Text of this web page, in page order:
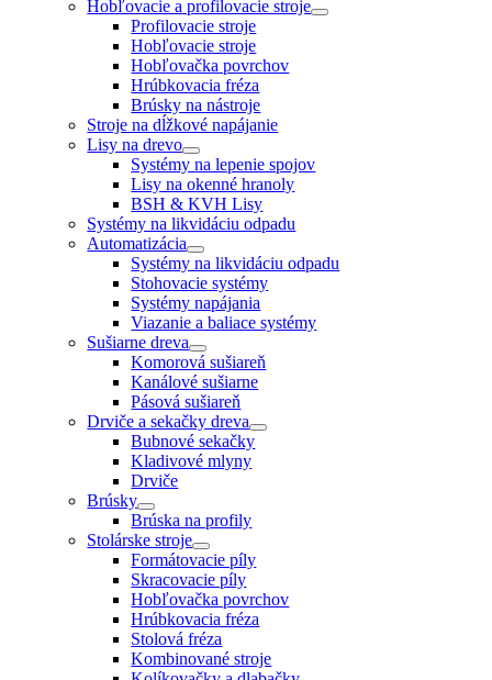
Hobľovacie a profilovacie stroje
Profilovacie stroje
Hobľovacie stroje
Hobľovačka povrchov
Hrúbkovacia fréza
Brúsky na nástroje
Stroje na dĺžkové napájanie
Lisy na drevo
Systémy na lepenie spojov
Lisy na okenné hranoly
BSH & KVH Lisy
Systémy na likvidáciu odpadu
Automatizácia
Systémy na likvidáciu odpadu
Stohovacie systémy
Systémy napájania
Viazanie a baliace systémy
Sušiarne dreva
Komorová sušiareň
Kanálové sušiarne
Pásová sušiareň
Drviče a sekačky dreva
Bubnové sekačky
Kladivové mlyny
Drviče
Brúsky
Brúska na profily
Stolárske stroje
Formátovacie píly
Skracovacie píly
Hobľovačka povrchov
Hrúbkovacia fréza
Stolová fréza
Kombinované stroje